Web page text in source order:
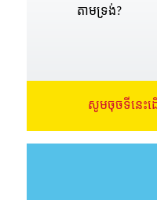
តាមទ្រង់?
សូមចុចទីនេះដ